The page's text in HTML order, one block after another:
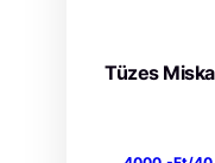
Tüzes